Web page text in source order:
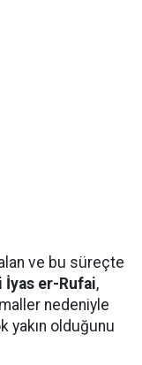
ve bu süreçte
İyas er-Rufai,
nedeniyle
yakın olduğunu